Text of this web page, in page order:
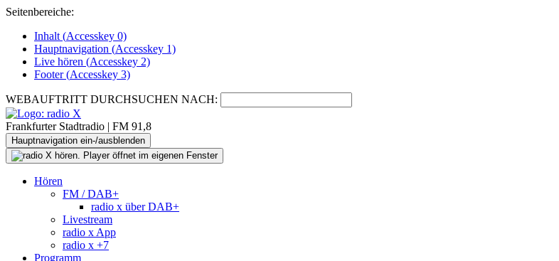
Seitenbereiche:
Inhalt (Accesskey 0)
Hauptnavigation (Accesskey 1)
Live hören (Accesskey 2)
Footer(Accesskey 3)
WEBAUFTRITT DURCHSUCHEN NACH:
Frankfurter Stadtradio | FM 91,8
Hauptnavigation ein-/ausblenden
Hören
FM / DAB+
radio x über DAB+
Livestream
radio x App
radio x +7
Programm